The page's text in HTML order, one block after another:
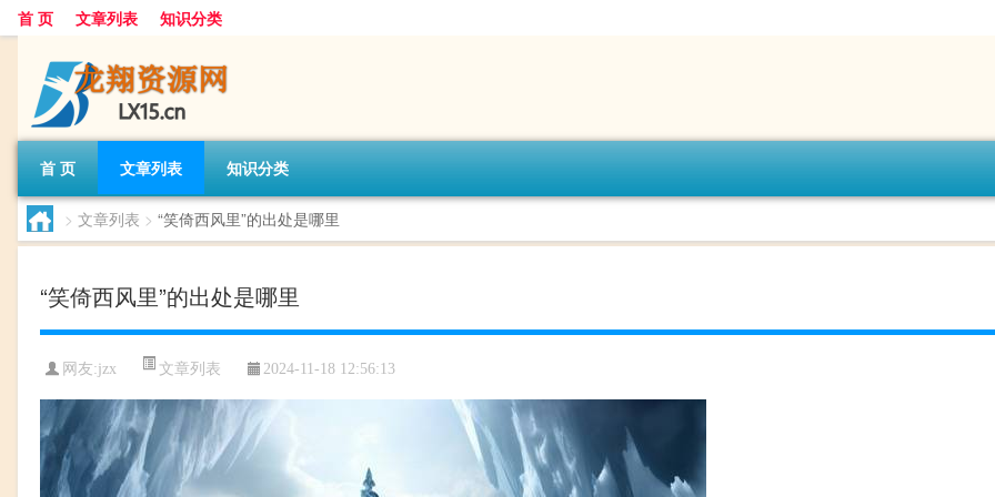
首 页 文章列表 知识分类
首 页 文章列表 知识分类
> 文章列表 > “笑倚西风里”的出处是哪里
“笑倚西风里”的出处是哪里
网友:jzx 文章列表 2024-11-18 12:56:13